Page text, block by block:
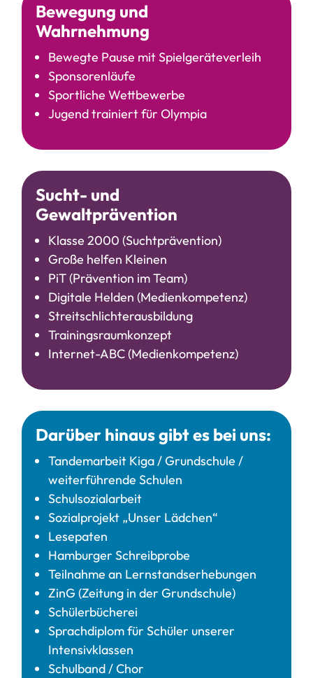
Bewegung und
Wahrnehmung
Bewegte Pause mit Spielgeräteverleih
Sponsorenläufe
Sportliche Wettbewerbe
Jugend trainiert für Olympia
Sucht- und
Gewaltprävention
Klasse 2000 (Suchtprävention)
Große helfen Kleinen
PiT (Prävention im Team)
Digitale Helden (Medienkompetenz)
Streitschlichterausbildung
Trainingsraumkonzept
Internet-ABC (Medienkompetenz)
Darüber hinaus gibt es bei uns:
Tandemarbeit Kiga / Grundschule /
weiterführende Schulen
Schulsozialarbeit
Sozialprojekt „Unser Lädchen“
Lesepaten
Hamburger Schreibprobe
Teilnahme an Lernstandserhebungen
ZinG (Zeitung in der Grundschule)
Schülerbücherei
Sprachdiplom für Schüler unserer
Intensivklassen
Schulband / Chor